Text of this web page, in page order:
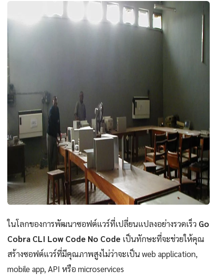
ในโลกของการพัฒนาซอฟต์แวร์ที่เปลี่ยนแปลงอย่างรวดเร็ว Go
Cobra CLI Low Code No Code เป็นทักษะที่จะช่วยให้คุณ
สร้างซอฟต์แวร์ที่มีคุณภาพสูงไม่ว่าจะเป็น web application,
mobile app, API หรือ microservices